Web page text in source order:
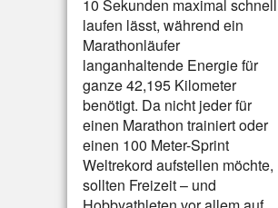
10 Sekunden maximal schnell
laufen lässt, während ein
Marathonläufer
langanhaltende Energie für
ganze 42,195 Kilometer
benötigt. Da nicht jeder für
einen Marathon trainiert oder
einen 100 Meter-Sprint
Weltrekord aufstellen möchte,
sollten Freizeit – und